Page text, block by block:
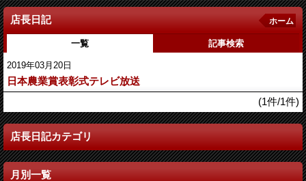
店長日記 ホーム
一覧 記事検索
2019年03月20日
日本農業賞表彰式テレビ放送
(1件/1件)
店長日記カテゴリ
月別一覧